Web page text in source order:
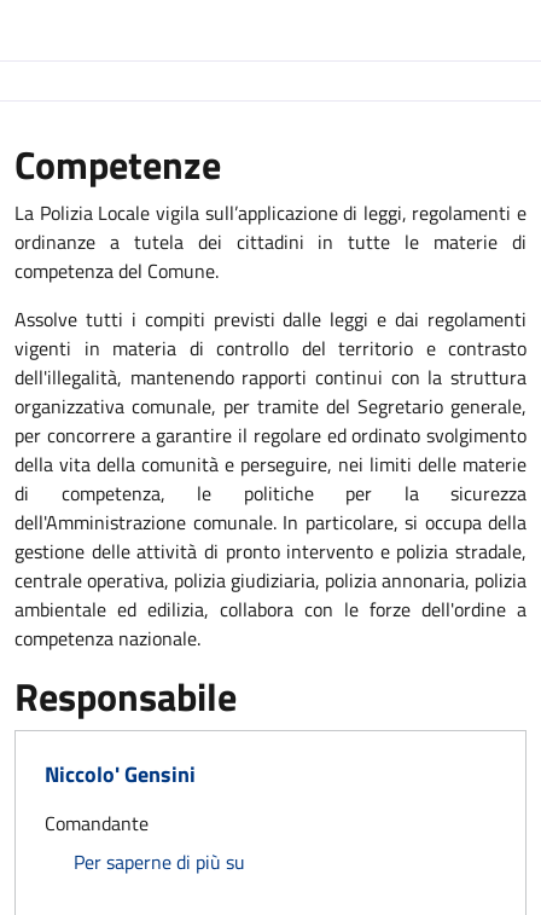
Competenze
La Polizia Locale vigila sull’applicazione di leggi, regolamenti e
ordinanze a tutela dei cittadini in tutte le materie di
competenza del Comune.
Assolve tutti i compiti previsti dalle leggi e dai regolamenti
vigenti in materia di controllo del territorio e contrasto
dell'illegalità, mantenendo rapporti continui con la struttura
organizzativa comunale, per tramite del Segretario generale,
per concorrere a garantire il regolare ed ordinato svolgimento
della vita della comunità e perseguire, nei limiti delle materie
di competenza, le politiche per la sicurezza
dell'Amministrazione comunale. In particolare, si occupa della
gestione delle attività di pronto intervento e polizia stradale,
centrale operativa, polizia giudiziaria, polizia annonaria, polizia
ambientale ed edilizia, collabora con le forze dell'ordine a
competenza nazionale.
Responsabile
Niccolo' Gensini
Comandante
Per saperne di più su